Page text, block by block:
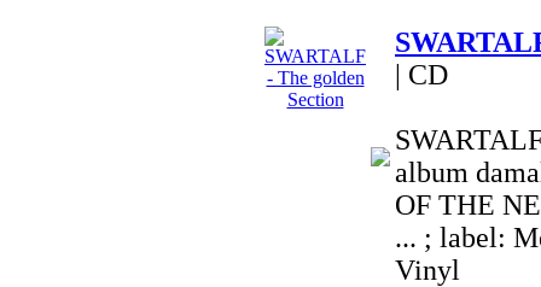
| CD
album
OF THE
... ; label:
Vinyl